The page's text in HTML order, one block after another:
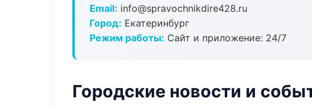
Email: info@spravochnikdire428.ru
Город: Екатеринбург
Режим работы: Сайт и приложение: 24/7
Городские новости и